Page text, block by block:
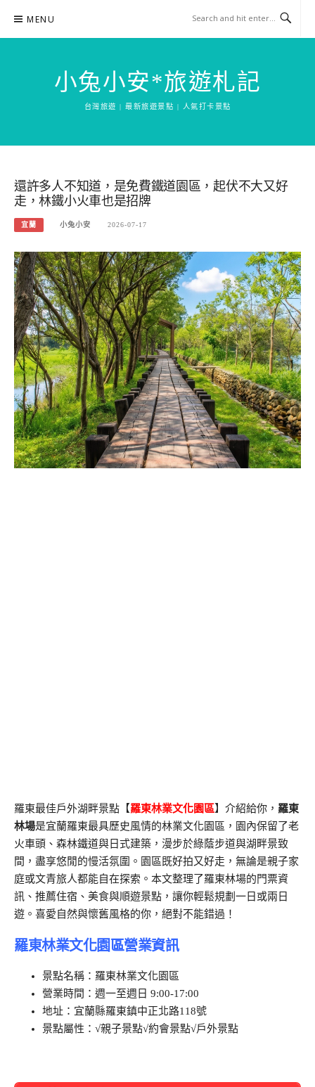
content
MENU
小兔小安*旅遊札記
台灣旅遊 | 最新旅遊景點 | 人氣打卡景點
還許多人不知道，是免費鐵道園區，起伏不大又好
走，林鐵小火車也是招牌
宜蘭 小兔小安 2026-07-17
羅東最佳戶外湖畔景點【羅東林業文化園區】介紹給你， 羅東
林場是宜蘭羅東最具歷史風情的林業文化園區，園內保留了老
火車頭、森林鐵道與日式建築，漫步於綠蔭步道與湖畔景致
間，盡享悠閒的慢活氛圍。園區既好拍又好走，無論是親子家
庭或文青旅人都能自在探索。本文整理了羅東林場的門票資
訊、推薦住宿、美食與順遊景點，讓你輕鬆規劃一日或兩日
遊。喜愛自然與懷舊風格的你，絕對不能錯過！
羅東林業文化園區營業資訊
景點名稱：羅東林業文化園區
營業時間：週一至週日 9:00-17:00
地址：宜蘭縣羅東鎮中正北路118號
景點屬性：√親子景點√約會景點√戶外景點